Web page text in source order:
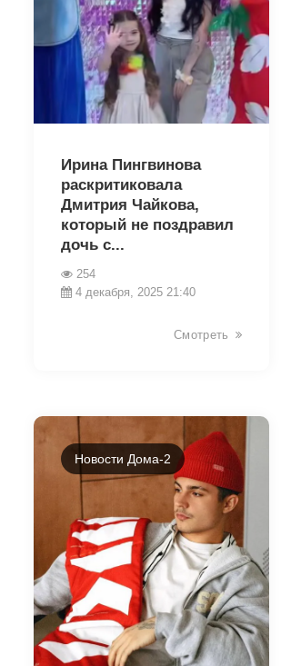
Ирина Пингвинова
раскритиковала
Дмитрия Чайкова,
который не поздравил
дочь с...
254
4 декабря, 2025 21:40
Смотреть
Новости Дома-2